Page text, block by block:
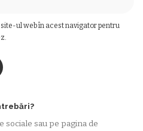
ul web în acest navigator pentru
sociale sau pe pagina de